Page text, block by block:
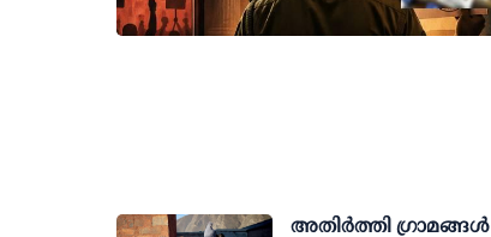
അതിര്‍ത്തി ഗ്രാമങ്ങള്‍